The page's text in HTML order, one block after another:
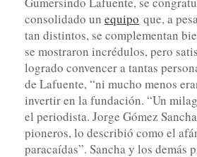
consolidado un equipo que, a
tan distintos, se complementan
se mostraron incrédulos, pero
logrado convencer a tantas
de Lafuente, “ni mucho menos
invertir en la fundación. “Un
el periodista. Jorge Gómez
pioneros, lo describió como el
paracaídas”. Sancha y los demás